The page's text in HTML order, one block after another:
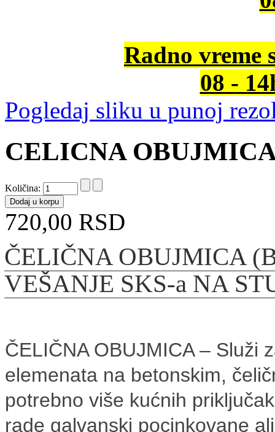
Radno vreme
08 -
Pogledaj sliku u punoj
CELICNA
Količina:
720,00 RSD
ČELIČNA OBUJMICA
VEŠANJE SKS-a NA
ČELIČNA OBUJMICA – Služi
elemenata na betonskim,
potrebno više kućnih
rade galvanski pocinkovane